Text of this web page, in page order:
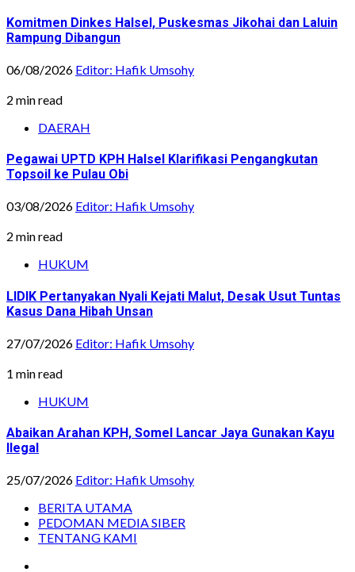
Komitmen Dinkes Halsel, Puskesmas Jikohai dan Laluin
Rampung Dibangun
06/08/2026 Editor: Hafik Umsohy
2 min read
DAERAH
Pegawai UPTD KPH Halsel Klarifikasi Pengangkutan
Topsoil ke Pulau Obi
03/08/2026 Editor: Hafik Umsohy
2 min read
HUKUM
LIDIK Pertanyakan Nyali Kejati Malut, Desak Usut Tuntas
Kasus Dana Hibah Unsan
27/07/2026 Editor: Hafik Umsohy
1 min read
HUKUM
Abaikan Arahan KPH, Somel Lancar Jaya Gunakan Kayu
Ilegal
25/07/2026 Editor: Hafik Umsohy
BERITA UTAMA
PEDOMAN MEDIA SIBER
TENTANG KAMI